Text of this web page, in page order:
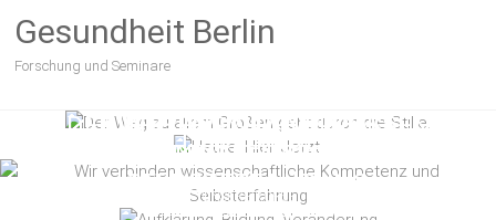
Gesundheit Berlin
Forschung und Seminare
DER WEG ZU ALLEM GROSSEN G
EHT DURCH DIE STILLE.
KONTAKT
HEUTE. HIER. JETZT.
UNSERE KURSE
WISSENSCHAFTLICHE
KOMPETENZ UND
SELBSTERFAHRUNG
AUFKLÄRUNG. BILDUNG.
VERÄNDERUNG
GESUNDHEIT UND PRÄVENTION